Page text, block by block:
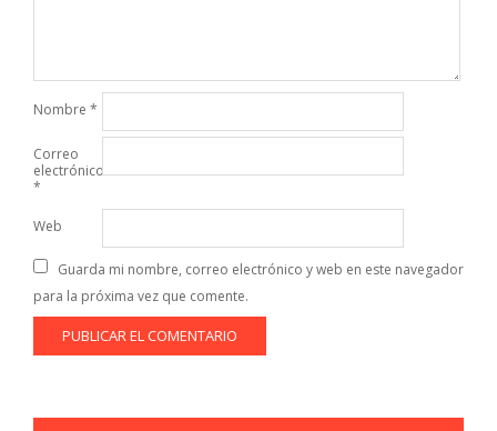
Nombre *
Correo
electrónico
*
Web
Guarda mi nombre, correo electrónico y web en este navegador
para la próxima vez que comente.